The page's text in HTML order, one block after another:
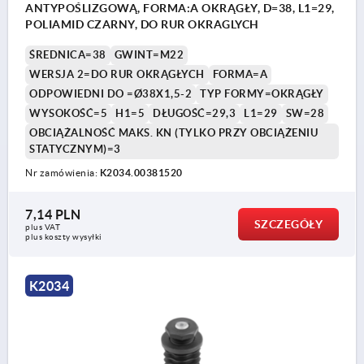
ANTYPOŚLIZGOWĄ, FORMA:A OKRĄGŁY, D=38, L1=29,
POLIAMID CZARNY, DO RUR OKRAGLYCH
ŚREDNICA=38
GWINT=M22
WERSJA 2=DO RUR OKRĄGŁYCH
FORMA=A
ODPOWIEDNI DO =Ø38X1,5-2
TYP FORMY=OKRĄGŁY
WYSOKOŚĆ=5
H1=5 DŁUGOŚĆ=29,3 L1=29
SW=28
OBCIĄŻALNOŚĆ MAKS. KN (TYLKO PRZY OBCIĄŻENIU
STATYCZNYM)=3
Nr zamówienia: K2034.00381520
7,14 PLN
plus VAT
plus koszty wysyłki
SZCZEGÓŁY
K2034